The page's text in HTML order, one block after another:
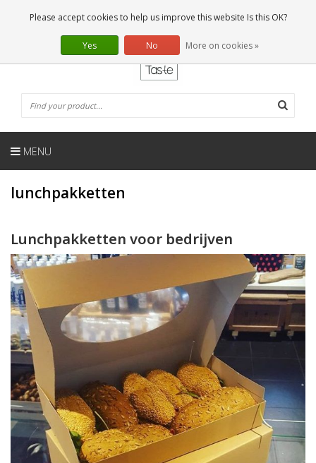
0 Articles
EN
MENU
lunchpakketten
Lunchpakketten voor bedrijven
Please accept cookies to help us improve this website Is this OK?
Yes No More on cookies »